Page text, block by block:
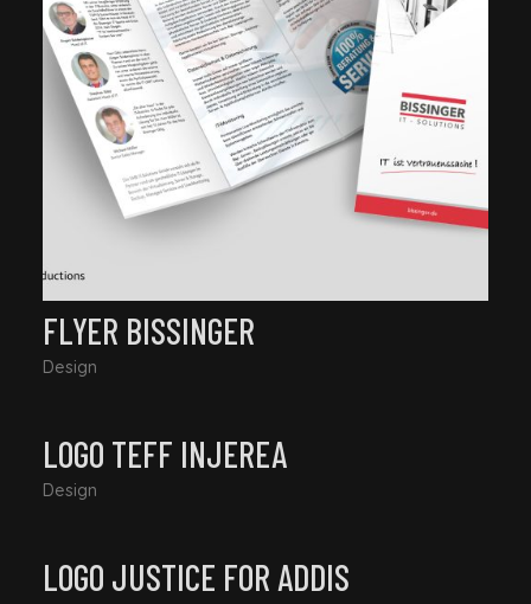
FLYER BISSINGER
Design
LOGO TEFF INJEREA
Design
LOGO JUSTICE FOR ADDIS